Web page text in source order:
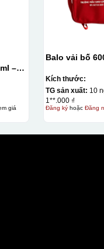
giá
Balo vải bố
Kích thước:
TG sản xuất: 10
1**.000 ₫
Đăng kýhoặc Đăng